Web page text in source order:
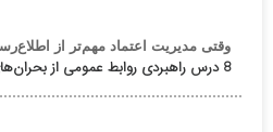
وقتی مدیریت اعتماد مهم‌تر از
8 درس راهبردی روابط عمومی از بحران‌های ۲۰۲۵